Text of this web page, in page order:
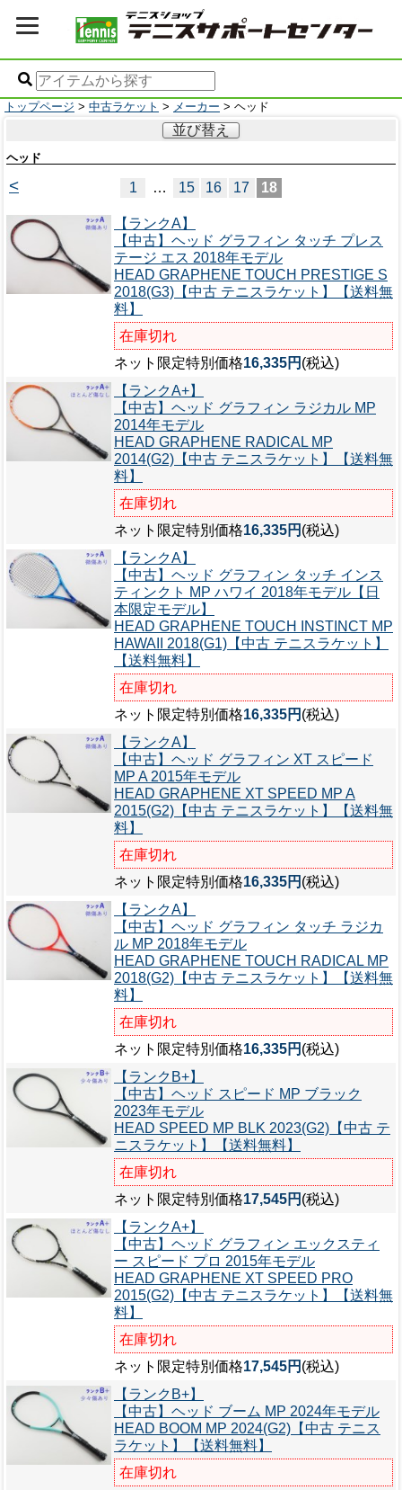
トップページ > 中古ラケット > メーカー > ヘッド
並び替え
ヘッド
< 1 … 15 16 17 18
【ランクA】
【中古】ヘッド グラフィン タッチ プレス
テージ エス 2018年モデル
HEAD GRAPHENE TOUCH PRESTIGE S
2018(G3)【中古 テニスラケット】【送料無
料】
在庫切れ
ネット限定特別価格16,335円 (税込)
【ランクA+】
【中古】ヘッド グラフィン ラジカル MP
2014年モデル
HEAD GRAPHENE RADICAL MP
2014(G2)【中古 テニスラケット】【送料無
料】
在庫切れ
ネット限定特別価格16,335円 (税込)
【ランクA】
【中古】ヘッド グラフィン タッチ インス
ティンクト MP ハワイ 2018年モデル【日
本限定モデル】
HEAD GRAPHENE TOUCH INSTINCT MP
HAWAII 2018(G1)【中古 テニスラケット】
【送料無料】
在庫切れ
ネット限定特別価格16,335円 (税込)
【ランクA】
【中古】ヘッド グラフィン XT スピード
MP A 2015年モデル
HEAD GRAPHENE XT SPEED MP A
2015(G2)【中古 テニスラケット】【送料無
料】
在庫切れ
ネット限定特別価格16,335円 (税込)
【ランクA】
【中古】ヘッド グラフィン タッチ ラジカ
ル MP 2018年モデル
HEAD GRAPHENE TOUCH RADICAL MP
2018(G2)【中古 テニスラケット】【送料無
料】
在庫切れ
ネット限定特別価格16,335円 (税込)
【ランクB+】
【中古】ヘッド スピード MP ブラック
2023年モデル
HEAD SPEED MP BLK 2023(G2)【中古 テ
ニスラケット】【送料無料】
在庫切れ
ネット限定特別価格17,545円 (税込)
【ランクA+】
【中古】ヘッド グラフィン エックスティ
ー スピード プロ 2015年モデル
HEAD GRAPHENE XT SPEED PRO
2015(G2)【中古 テニスラケット】【送料無
料】
在庫切れ
ネット限定特別価格17,545円 (税込)
【ランクB+】
【中古】ヘッド ブーム MP 2024年モデル
HEAD BOOM MP 2024(G2)【中古 テニス
ラケット】【送料無料】
在庫切れ